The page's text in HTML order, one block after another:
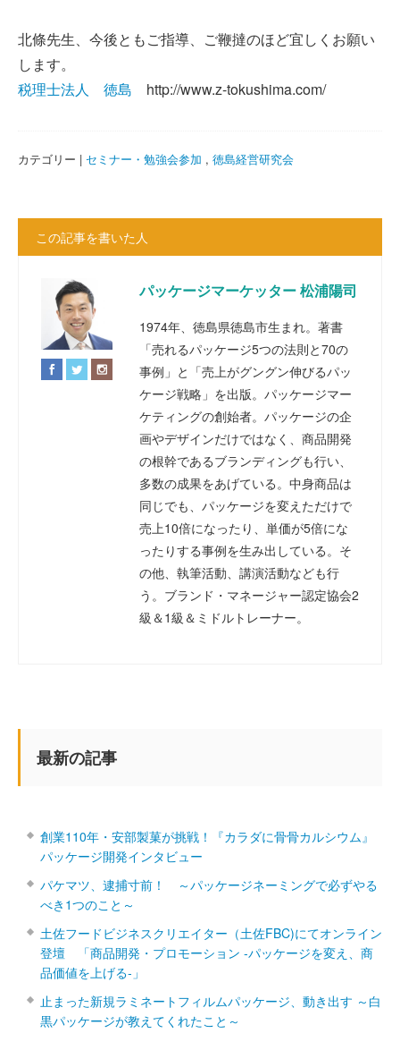
北條先生、今後ともご指導、ご鞭撻のほど宜しくお願い
します。
税理士法人 徳島 http://www.z-tokushima.com/
カテゴリー | セミナー・勉強会参加 , 徳島経営研究会
この記事を書いた人
パッケージマーケッター 松浦陽司
1974年、徳島県徳島市生まれ。著書
「売れるパッケージ5つの法則と70の
事例」と「売上がグングン伸びるパッ
ケージ戦略」を出版。パッケージマー
ケティングの創始者。パッケージの企
画やデザインだけではなく、商品開発
の根幹であるブランディングも行い、
多数の成果をあげている。中身商品は
同じでも、パッケージを変えただけで
売上10倍になったり、単価が5倍にな
ったりする事例を生み出している。そ
の他、執筆活動、講演活動なども行
う。ブランド・マネージャー認定協会2
級＆1級＆ミドルトレーナー。
最新の記事
創業110年・安部製菓が挑戦！『カラダに骨骨カルシウム』
パッケージ開発インタビュー
パケマツ、逮捕寸前！ ～パッケージネーミングで必ずやる
べき1つのこと～
土佐フードビジネスクリエイター（土佐FBC)にてオンライン
登壇 「商品開発・プロモーション ‐パッケージを変え、商
品価値を上げる‐」
止まった新規ラミネートフィルムパッケージ、動き出す ～白
黒パッケージが教えてくれたこと～